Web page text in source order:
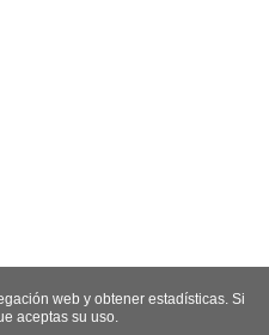
web y obtener estadísticas. Si
aceptas su uso.